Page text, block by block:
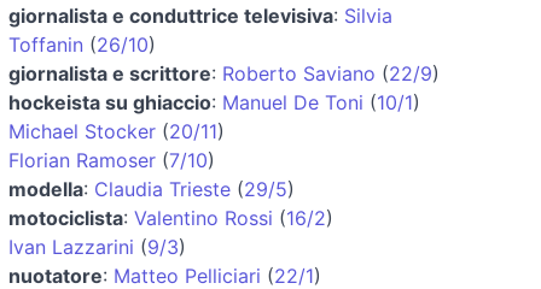
giornalista e conduttrice televisiva: Silvia
Toffanin (26/10)
giornalista e scrittore: Roberto Saviano (22/9)
hockeista su ghiaccio: Manuel De Toni (10/1)
Michael Stocker (20/11)
Florian Ramoser (7/10)
modella: Claudia Trieste (29/5)
motociclista: Valentino Rossi (16/2)
Ivan Lazzarini (9/3)
nuotatore: Matteo Pelliciari (22/1)